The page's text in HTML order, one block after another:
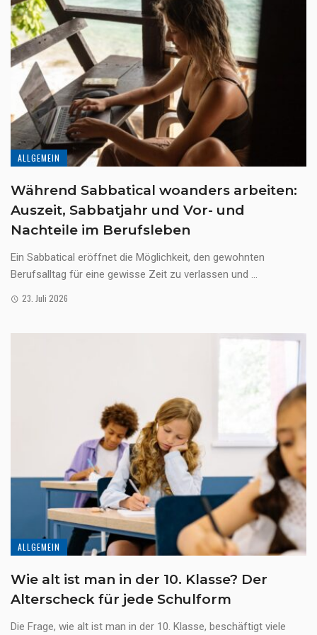
ALLGEMEIN
Während Sabbatical woanders arbeiten:
Auszeit, Sabbatjahr und Vor- und
Nachteile im Berufsleben
Ein Sabbatical eröffnet die Möglichkeit, den gewohnten
Berufsalltag für eine gewisse Zeit zu verlassen und ...
23. Juli 2026
ALLGEMEIN
Wie alt ist man in der 10. Klasse? Der
Alterscheck für jede Schulform
Die Frage, wie alt ist man in der 10. Klasse, beschäftigt viele